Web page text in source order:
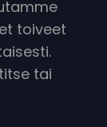
toiveet
tai